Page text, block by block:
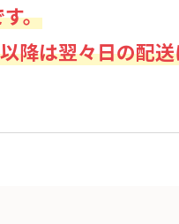
。
降は翌々日の配